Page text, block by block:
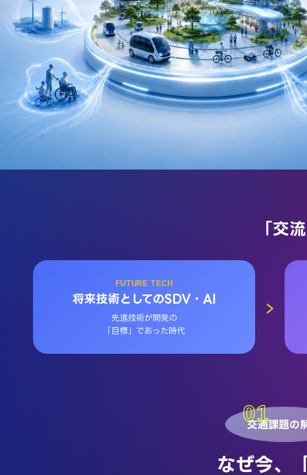
「交
FUTURE TECH
将来技術としてのSDV・AI
先進技術が開発の
「目標」であった時代
交通課題の
なぜ今、